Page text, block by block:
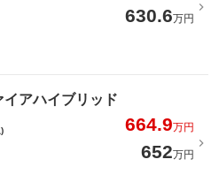
630.6万円
イアハイブリッド
664.9万円
652万円